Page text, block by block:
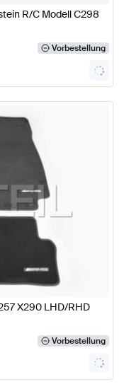
R/C Modell C298
Vorbestellung
X290 LHD/RHD
Vorbestellung